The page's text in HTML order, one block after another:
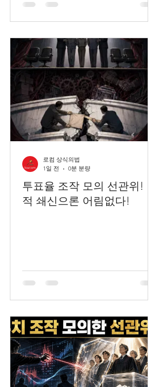
투표율 조작 모의 선관위! 인
적 쇄신으론 어림없다!
로컴 상식의법
1일 전
0분 분량